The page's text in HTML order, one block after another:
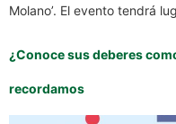
Molano’. El evento tendrá
¿Conoce sus deberes
recordamos